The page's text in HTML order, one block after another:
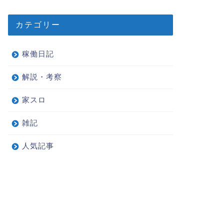
カテゴリー
稼働日記
解説・考察
家スロ
雑記
人気記事